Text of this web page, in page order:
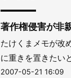
著作権侵害が非
たけくまメモが改
に重きを置きたい
2007-05-21 16:09